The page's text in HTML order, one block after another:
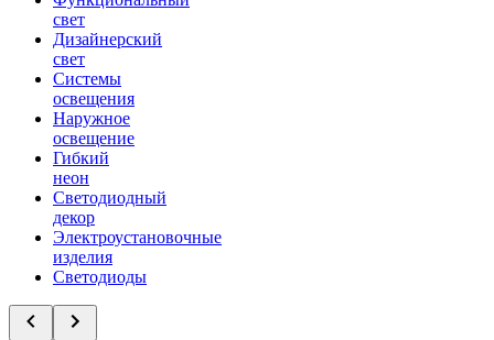
свет
Дизайнерский
свет
Системы
освещения
Наружное
освещение
Гибкий
неон
Светодиодный
декор
Электроустановочные
изделия
Светодиоды